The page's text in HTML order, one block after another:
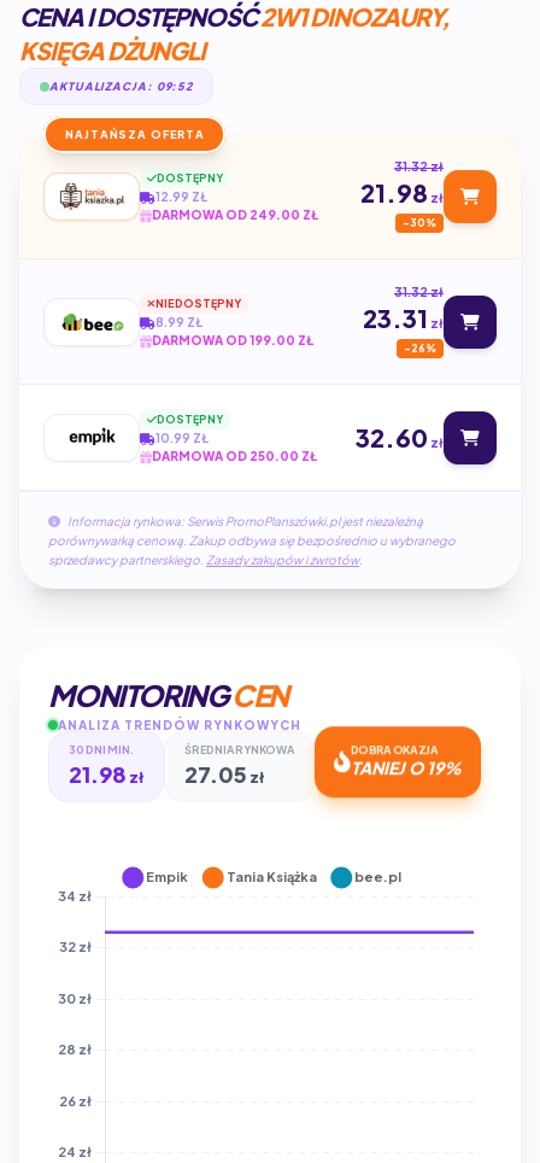
CENA I DOSTĘPNOŚĆ2W1 DINOZAURY,
KSIĘGA DŻUNGLI
AKTUALIZACJA: 09:52
NAJTAŃSZA OFERTA
DOSTĘPNY
12.99 ZŁ
DARMOWA OD 249.00 ZŁ
31.32 zł
21.98 zł
-30%
NIEDOSTĘPNY
8.99 ZŁ
DARMOWA OD 199.00 ZŁ
31.32 zł
23.31 zł
-26%
DOSTĘPNY
10.99 ZŁ
DARMOWA OD 250.00 ZŁ
32.60 zł
Informacja rynkowa: Serwis PromoPlanszówki.pl jest niezależną
porównywarką cenową. Zakup odbywa się bezpośrednio u wybranego
sprzedawcy partnerskiego. Zasady zakupów i zwrotów.
MONITORINGCEN
ANALIZA TRENDÓW RYNKOWYCH
30 DNI MIN.
21.98 zł
ŚREDNIA RYNKOWA
27.05 zł
DOBRA OKAZJA
TANIEJ O 19%